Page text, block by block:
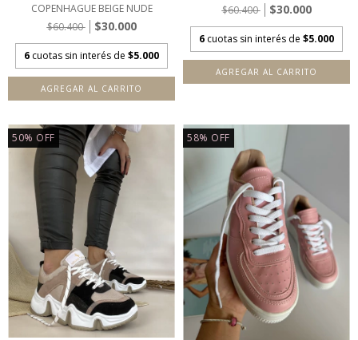
COPENHAGUE BEIGE NUDE
$60.400
$30.000
6 cuotas sin interés de $5.000
AGREGAR AL CARRITO
$60.400
$30.000
6 cuotas sin interés de $5.000
AGREGAR AL CARRITO
50% OFF 58% OFF